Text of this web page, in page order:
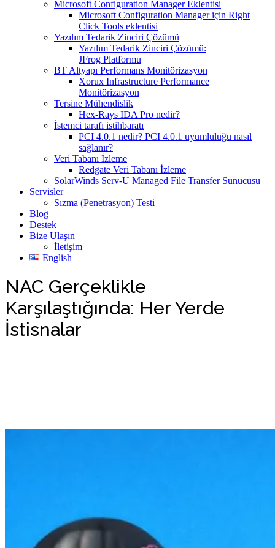
Microsoft Configuration Manager Eklentisi
Microsoft Configuration Manager için Right
Click Tools eklentisi
Yazılım Tedarik Zinciri Çözümü
Yazılım Tedarik Zinciri Çözümü:
JFrog Platformu
BT Altyapı Performans Monitörizasyon
Xorux Infrastructure Performance
Monitörizasyon
Tersine Mühendislik
Hex-Rays IDA Pro nedir?
İstemci tarafı istihbaratı
PCI 4.0.1 nedir? PCI 4.0.1 uyumluluğu nasıl
sağlanır?
Veri Tabanı İzleme
Redgate Veri Tabanı İzleme
SolarWinds Serv-U Managed File Transfer Sunucusu
Servisler
Sızma (Penetrasyon) Testi
Blog
Destek
Bize Ulaşın
İletişim
English
NAC Gerçeklikle
Karşılaştığında: Her Yerde
İstisnalar